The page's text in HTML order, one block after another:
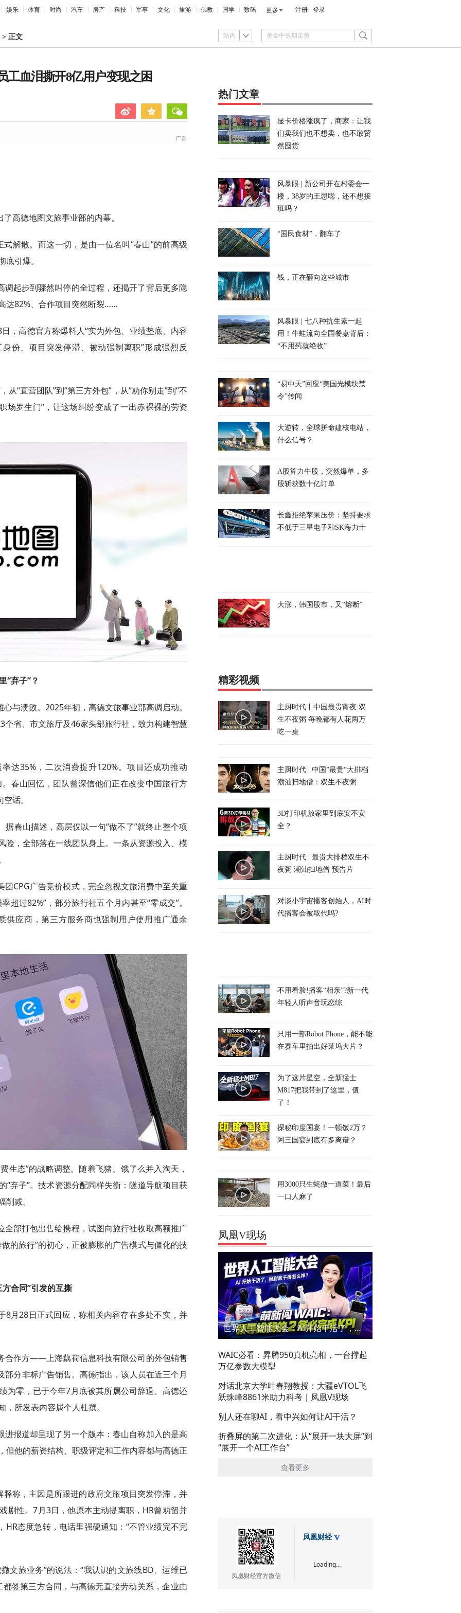
娱乐 体育 时尚 汽车 房产 科技 军事 文化 旅游 佛教 国学 数码 更多 注册 登录
> 正文 站内
工血泪撕开8亿用户变现之困
高德地图文旅事业部的内幕。
解散。而这一切，是由一位名叫“春山”的前高级
引爆。
起步到骤然叫停的全过程，还揭开了背后更多隐
达82%、合作项目突然断裂……
，高德官方称爆料人“实为外包、业绩垫底、内容
份、项目突发停滞、被动强制离职”形成强烈反
从“直营团队”到“第三方外包”，从“劝你别走”到“不
场罗生门”，让这场纠纷变成了一出赤裸裸的劳资
“弃子”？
与溃败。2025年初，高德文旅事业部高调启动。
个省、市文旅厅及46家头部旅行社，致力构建智慧
达35%，二次消费提升120%。项目还成功推动
春山回忆，团队曾深信他们正在改变中国旅行方
话。
春山描述，高层仅以一句“做不了”就终止整个项
险，全部落在一线团队身上。一条从资源投入、模
CPG广告竞价模式，完全忽视文旅消费中至关重
超过82%”，部分旅行社五个月内甚至“零成交”。
供应商，第三方服务商也强制用户使用推广通余
生态”的战略调整。随着飞猪、饿了么并入淘天，
“弃子”。技术资源分配同样失衡：隧道导航项目获
减。
部打包出售给携程，试图向旅行社收取高额推广
的旅行”的初心，正被膨胀的广告模式与僵化的技
合同”引发的互撕
8月28日正式回应，称相关内容存在多处不实，并
合作方——上海藕荷信息科技有限公司的外包销售
分非标广告销售。高德指出，该人员在近三个月
为零，已于今年7月底被其所属公司辞退。高德还
所发表内容属个人杜撰。
报道却呈现了另一个版本：春山自称加入的是高
但他的薪资结构、职级评定和工作内容都与高德正
释称，主因是所跟进的政府文旅项目突发停滞，并
剧性。7月3日，他原本主动提离职，HR曾劝留并
HR态度急转，电话里强硬通知：“不管业绩完不完
文旅业务”的说法：“我认识的文旅线BD、运维已
签第三方合同，与高德无直接劳动关系，企业由
热门文章
显卡价格涨疯了，商家：让我
们卖我们也不想卖，也不敢贸
然囤货
风暴眼 | 新公司开在村委会一
楼，38岁的王思聪，还不想接
班吗？
“国民食材”，翻车了
钱，正在砸向这些城市
风暴眼 | 七八种抗生素一起
用！牛蛙流向全国餐桌背后：
“不用药就绝收”
“易中天”回应“美国光模块禁
令”传闻
大逆转，全球拼命建核电站，
什么信号？
A股算力牛股，突然爆单，多
股斩获数十亿订单
长鑫拒绝苹果压价：坚持要求
不低于三星电子和SK海力士
大涨，韩国股市，又“熔断”
精彩视频
主厨时代丨中国最贵宵夜:双
生不夜粥 每晚都有人花两万
吃一桌
主厨时代 | 中国”最贵“大排档
潮汕扫地僧：双生不夜粥
3D打印机放家里到底安不安
全？
主厨时代 | 最贵大排档双生不
夜粥 潮汕扫地僧 预告片
对谈小宇宙播客创始人，AI时
代播客会被取代吗?
不用看脸!播客“相亲”?新一代
年轻人听声音玩恋综
只用一部Robot Phone，能不能
在赛车里拍出好莱坞大片？
为了这片星空，全新猛士
M817把我带到了这里，值
了！
探秘印度国宴！一顿饭2万？
阿三国宴到底有多离谱？
用3000只生蚝做一道菜！最后
一口人麻了
凤凰V现场
世界人工智能大会：AI开始干活了，但到底干的怎么样？萌新闯WAIC
WAIC必看：昇腾950真机亮相，一台撑起
万亿参数大模型
对话北京大学叶春翔教授：大疆eVTOL飞
跃珠峰8861米助力科考｜凤凰V现场
别人还在聊AI，看中兴如何让AI干活？
折叠屏的第二次进化：从“展开一块大屏”到
“展开一个AI工作台”
查看更多
凤凰财经官方微信
凤凰财经
Loading...